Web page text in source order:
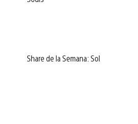
Share de la Semana: Sol